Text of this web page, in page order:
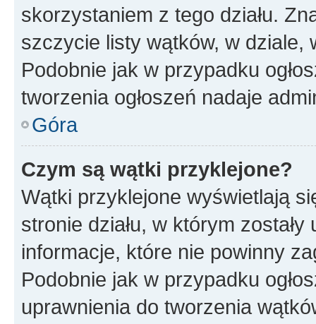
skorzystaniem z tego działu.
szczycie listy wątków, w dziale,
Podobnie jak w przypadku
tworzenia ogłoszeń nadaje
Góra
Czym są wątki przyklejone?
Wątki przyklejone wyświetlają
stronie działu, w którym
informacje, które nie powinny
Podobnie jak w przypadku
uprawnienia do tworzenia